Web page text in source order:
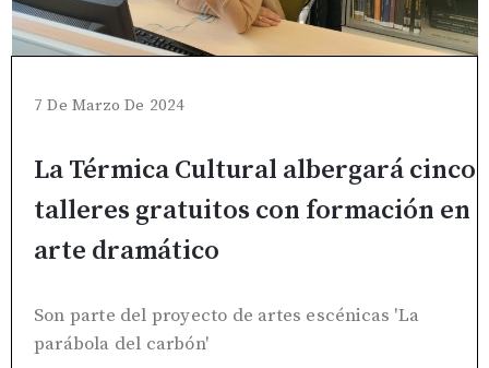
7 De Marzo De 2024
La Térmica Cultural albergará cinco
talleres gratuitos con formación en
arte dramático
Son parte del proyecto de artes escénicas 'La
parábola del carbón'